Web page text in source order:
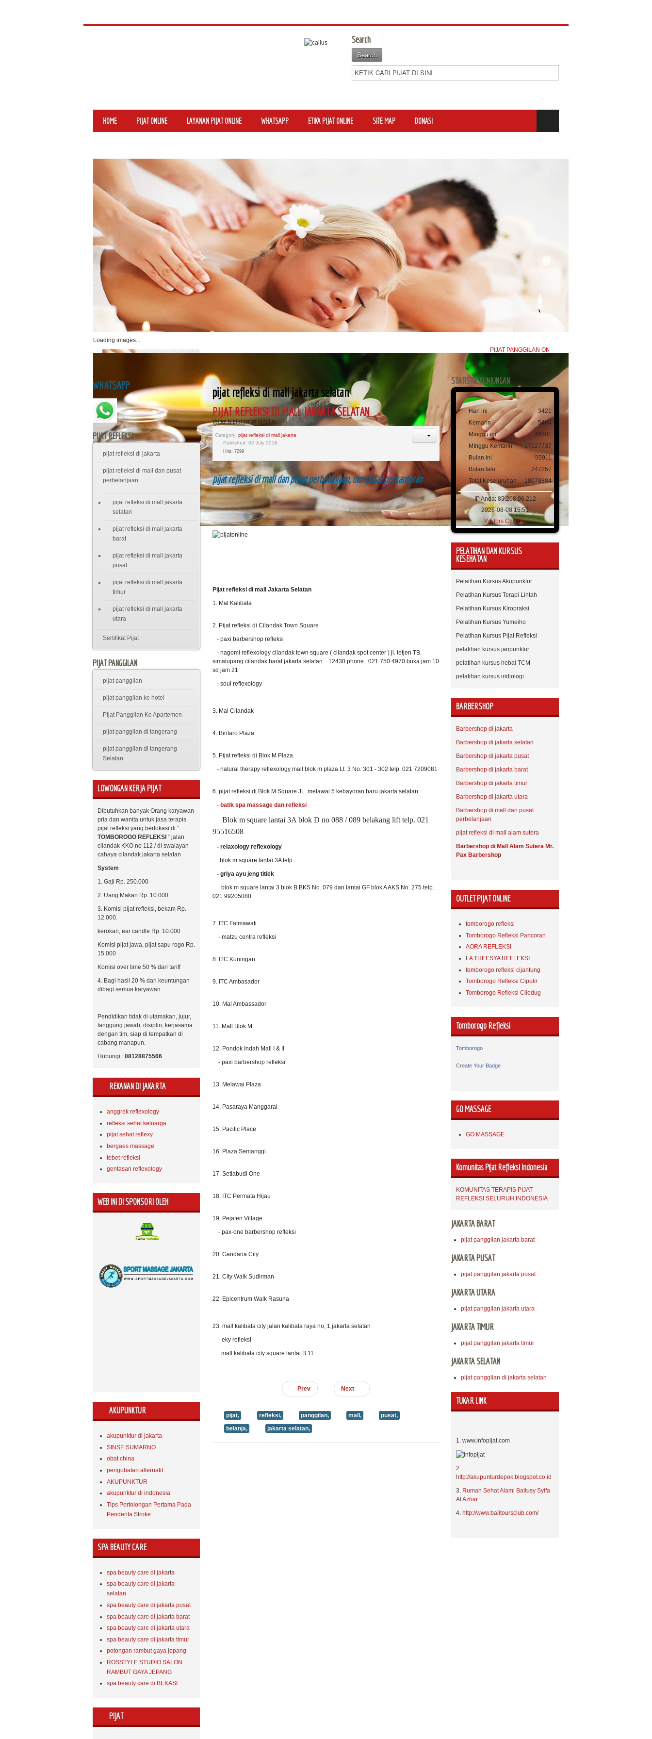
Search
HOME PIJAT ONLINE LAYANAN PIJAT ONLINE WHATSAPP ETIKA PIJAT ONLINE SITE MAP DONASI
Loading images...
PIJAT PANGGILAN ONLINE layanan profesional pijat refleksi
pijat refleksi di mall jakarta selatan
PIJAT REFLEKSI DI MALL JAKARTA SELATAN
Written by pijat panggilan online
Category:pijat refleksi di mall jakarta
Published: 02 July 2016
Hits: 7299
pijat refleksi di mall dan pusat perbelanjaan, dan pusat perkantoran
Pijat refleksi di mall Jakarta Selatan
1. Mal Kalibata
2. Pijat refleksi di Cilandak Town Square
- paxi barbershop refleksi
- nagomi reflexology cilandak town square ( cilandak spot center ) jl. letjen TB.
simatupang cilandak barat jakarta selatan 12430 phone : 021 750 4970 buka jam 10
sd jam 21
- soul reflexology
3. Mal Cilandak
4. Bintaro Plaza
5. Pijat refleksi di Blok M Plaza
- natural therapy reflexology mall blok m plaza Lt. 3 No. 301 - 302 telp. 021 7209081
6. pijat refleksi di Blok M Square JL. melawai 5 kebayoran baru jakarta selatan
- batik spa massage dan refleksi
Blok m square lantai 3A blok D no 088 / 089 belakang lift telp. 021
95516508
- relaxology reflexology
blok m square lantai 3A telp.
- griya ayu jeng titiek
blok m square lantai 3 blok B BKS No. 079 dan lantai GF blok A AKS No. 275 telp.
021 99205080
7. ITC Fatmawati
- matzu centra refleksi
8. ITC Kuningan
9. ITC Ambasador
10. Mal Ambassador
11. Mall Blok M
12. Pondok Indah Mall I & II
- paxi barbershop refleksi
13. Melawai Plaza
14. Pasaraya Manggarai
15. Pacific Place
16. Plaza Semanggi
17. Setiabudi One
18. ITC Permata Hijau
19. Pejaten Village
- pax-one barbershop refleksi
20. Gandaria City
21. City Walk Sudirman
22. Epicentrum Walk Rasuna
23. mall kalibata city jalan kalibata raya no, 1 jakarta selatan
- eky refleksi
mall kalibata city square lantai B 11
Prev Next
pijat, refleksi, panggilan, mall,
pusat,
belanja,
jakarta selatan,
WHATSAPP
PIJAT REFLEKSI
pijat refleksi di jakarta
pijat refleksi di mall dan pusat
perbelanjaan
pijat refleksi di mall jakarta
selatan
pijat refleksi di mall jakarta
barat
pijat refleksi di mall jakarta
pusat
pijat refleksi di mall jakarta
timur
pijat refleksi di mall jakarta
utara
Sertifikat Pijat
PIJAT PANGGILAN
pijat panggilan
pijat panggilan ke hotel
Pijat Panggilan Ke Apartemen
pijat panggilan di tangerang
pijat panggilan di tangerang
Selatan
LOWONGAN KERJA PIJAT
Dibutuhkan banyak Orang karyawan
pria dan wanita untuk jasa terapis
pijat refleksi yang berlokasi di “
TOMBOROGO REFLEKSI “ jalan
cilandak KKO no 112 / di swalayan
cahaya cilandak jakarta selatan
System
1. Gaji Rp. 250.000
2. Uang Makan Rp. 10.000
3. Komisi pijat refleksi, bekam Rp.
12.000.
kerokan, ear candle Rp. 10.000
Komisi pijat jawa, pijat sapu rogo Rp.
15.000
Komisi over time 50 % dari tariff
4. Bagi hasil 20 % dari keuntungan
dibagi semua karyawan
Pendidikan tidak di utamakan, jujur,
tanggung jawab, disiplin, kerjasama
dengan tim, siap di tempatkan di
cabang manapun.
Hubungi :08128875566
REKANAN DI JAKARTA
anggrek reflexology
refleksi sehat keluarga
pijat sehat reflexy
bergaes massage
tebet refleksi
gentasari reflexology
WEB INI DI SPONSORI OLEH
AKUPUNKTUR
akupunktur di jakarta
SINSE SUMARNO
obat china
pengobatan alternatif
AKUPUNKTUR
akupunktur di indonesia
Tips Pertolongan Pertama Pada
Penderita Stroke
SPA BEAUTY CARE
spa beauty care di jakarta
spa beauty care di jakarta
selatan
spa beauty care di jakarta pusat
spa beauty care di jakarta barat
spa beauty care di jakarta utara
spa beauty care di jakarta timur
potongan rambut gaya jepang
ROSSTYLE STUDIO SALON
RAMBUT GAYA JEPANG
spa beauty care di BEKASI
PIJAT
STATISTIK KUNJUNGAN
Hari ini
Kemarin
Minggu ini
MInggu Kemarin
Bulan ini
Bulan lalu
Total Keseluruhan
3421
5464
46501
17927737
55911
247257
18078884
IP Anda: 85.208.96.212
2026-08-08 15:55
Visitors Counter
PELATIHAN DAN KURSUS
KESEHATAN
Pelatihan Kursus Akupunktur
Pelatihan Kursus Terapi Lintah
Pelatihan Kursus Kiropraksi
Pelatihan Kursus Yumeiho
Pelatihan Kursus Pijat Refleksi
pelatihan kursus jaripunktur
pelatihan kursus hebal TCM
pelatihan kursus iridiologi
BARBERSHOP
Barbershop di jakarta
Barbershop di jakarta selatan
Barbershop di jakarta pusat
Barbershop di jakarta barat
Barbershop di jakarta timur
Barbershop di jakarta utara
Barbershop di mall dan pusat
perbelanjaan
pijat refleksi di mall alam sutera
Barbershop di Mall Alam Sutera Mr.
Pax Barbershop
OUTLET PIJAT ONLINE
tomborogo refleksi
Tomborogo Refleksi Pancoran
AORA REFLEKSI
LA THEESYA REFLEKSI
tomborogo refleksi cijantung
Tomborogo Refleksi Cipulir
Tomborogo Refleksi Ciledug
Tomborogo Refleksi
Tomborogo
Create Your Badge
GO MASSAGE
GO MASSAGE
Komunitas Pijat Refleksi Indonesia
KOMUNITAS TERAPIS PIJAT
REFLEKSI SELURUH INDONESIA
JAKARTA BARAT
pijat panggilan jakarta barat
JAKARTA PUSAT
pijat panggilan jakarta pusat
JAKARTA UTARA
pijat panggilan jakarta utara
JAKARTA TIMUR
pijat panggilan jakarta timur
JAKARTA SELATAN
pijat panggilan di jakarta selatan
TUKAR LINK
1. www.infopijat.com
2.
http://akupunturdepok.blogspot.co.id
3. Rumah Sehat Alami Baitusy Syifa
Al Azhar
4.http://www.balitoursclub.com/